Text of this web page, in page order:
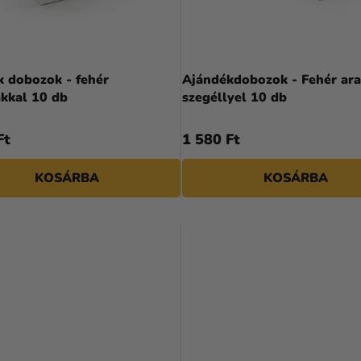
dobozok - fehér
10 db
KOSÁRBA
Ajándékdobozok - Fehér
szegéllyel 10 db
1 580 Ft
KOSÁRBA